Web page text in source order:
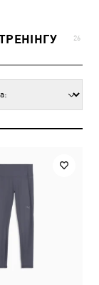
26